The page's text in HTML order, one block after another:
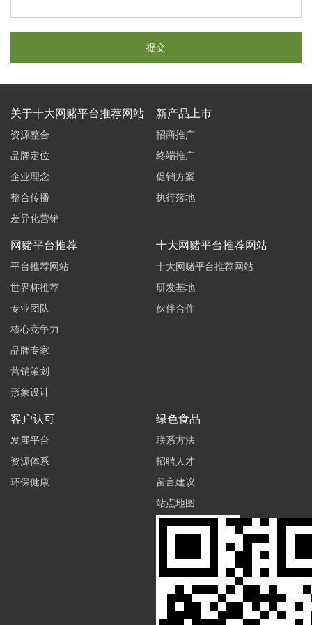
关于十大网赌平台推荐网站
资源整合
品牌定位
企业理念
整合传播
差异化营销
新产品上市
招商推广
终端推广
促销方案
执行落地
网赌平台推荐
平台推荐网站
世界杯推荐
专业团队
核心竞争力
品牌专家
营销策划
形象设计
十大网赌平台推荐网站
十大网赌平台推荐网站
研发基地
伙伴合作
客户认可
发展平台
资源体系
环保健康
绿色食品
联系方法
招聘人才
留言建议
站点地图